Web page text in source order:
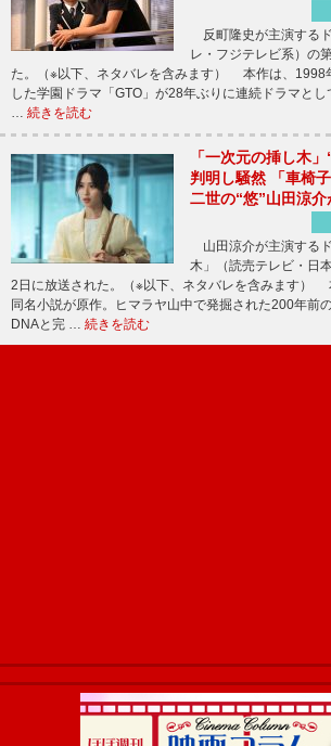
反町隆史が主演する
レ・フジテレビ系）の
た。（※以下、ネタバレを含みます） 本作は、1998
した学園ドラマ「GTO」が28年ぶりに連続ドラマと
続きを読む
「一次元の挿し木
判明し騒然 「車椅
二世の“悠”山田涼介
山田涼介が主演する
木」（読売テレビ・日
2日に放送された。（※以下、ネタバレを含みます）
同名小説が原作。ヒマラヤ山中で発掘された200年前
DNAと完 … 続きを読む